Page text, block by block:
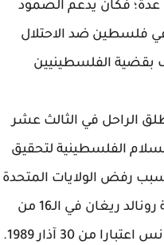
فكان يدعم الصمود
في فلسطين ضد الاحتلال
بقضية الفلسطينيين
الاستقلال في الجزائر في الخامس عشر من تشرين الثاني عام 1988، أطلق الراحل في الثالث عشر
الفلسطينية لتحقيق
رفض الولايات المتحدة
منحه تأشيرة سفر إلى نيويورك، وأسست هذه المبادرة لقرار الإدارة الأميركية برئاسة رونالد ريغان في الـ16 من
30 آذار 1989.